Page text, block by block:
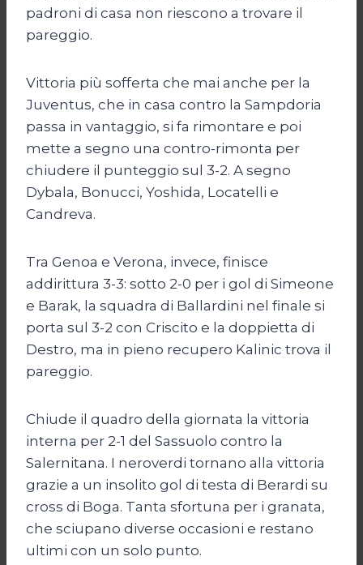
padroni di casa non riescono a trovare il
pareggio.
Vittoria più sofferta che mai anche per la
Juventus, che in casa contro la Sampdoria
passa in vantaggio, si fa rimontare e poi
mette a segno una contro-rimonta per
chiudere il punteggio sul 3-2. A segno
Dybala, Bonucci, Yoshida, Locatelli e
Candreva.
Tra Genoa e Verona, invece, finisce
addirittura 3-3: sotto 2-0 per i gol di Simeone
e Barak, la squadra di Ballardini nel finale si
porta sul 3-2 con Criscito e la doppietta di
Destro, ma in pieno recupero Kalinic trova il
pareggio.
Chiude il quadro della giornata la vittoria
interna per 2-1 del Sassuolo contro la
Salernitana. I neroverdi tornano alla vittoria
grazie a un insolito gol di testa di Berardi su
cross di Boga. Tanta sfortuna per i granata,
che sciupano diverse occasioni e restano
ultimi con un solo punto.